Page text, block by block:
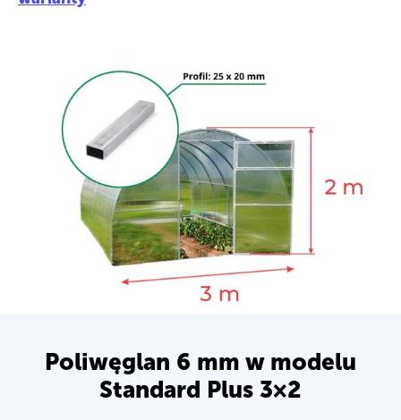
Poliwęglan 6 mm w modelu
Standard Plus 3×2